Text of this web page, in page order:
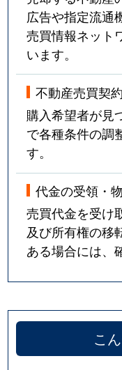
広告や指定流通
売買情報ネット
います。
不動産売買契約
購入希望者が見
で各種条件の調
す。
代金の受領・
売買代金を受け
及び所有権の移
ある場合には、
こ